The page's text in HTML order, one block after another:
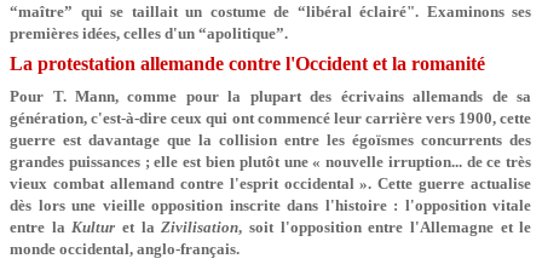
“maître” qui se taillait un costume de “libéral éclairé". Examinons ses
premières idées, celles d'un “apolitique”.
La protestation allemande contre l'Occident et la romanité
Pour T. Mann, comme pour la plupart des écrivains allemands de sa
génération, c'est-à-dire ceux qui ont commencé leur carrière vers 1900, cette
guerre est davantage que la collision entre les égoïsmes concurrents des
grandes puissances ; elle est bien plutôt une « nouvelle irruption... de ce très
vieux combat allemand contre l'esprit occidental ». Cette guerre actualise
dès lors une vieille opposition inscrite dans l'histoire : l'opposition vitale
entre la Kultur et laZivilisation, soit l'opposition entre l'Allemagne et le
monde occidental, anglo-français.